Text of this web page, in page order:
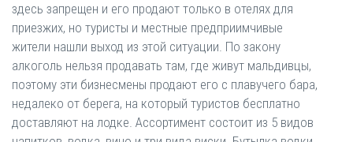
здесь запрещен и его продают только в отелях для
приезжих, но туристы и местные предприимчивые
жители нашли выход из этой ситуации. По закону
алкоголь нельзя продавать там, где живут мальдивцы,
поэтому эти бизнесмены продают его с плавучего бара,
недалеко от берега, на который туристов бесплатно
доставляют на лодке. Ассортимент состоит из 5 видов